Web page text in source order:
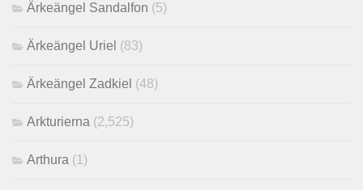
Ärkeängel Sandalfon (5)
Ärkeängel Uriel (83)
Ärkeängel Zadkiel (48)
Arkturierna (2,525)
Arthura (1)